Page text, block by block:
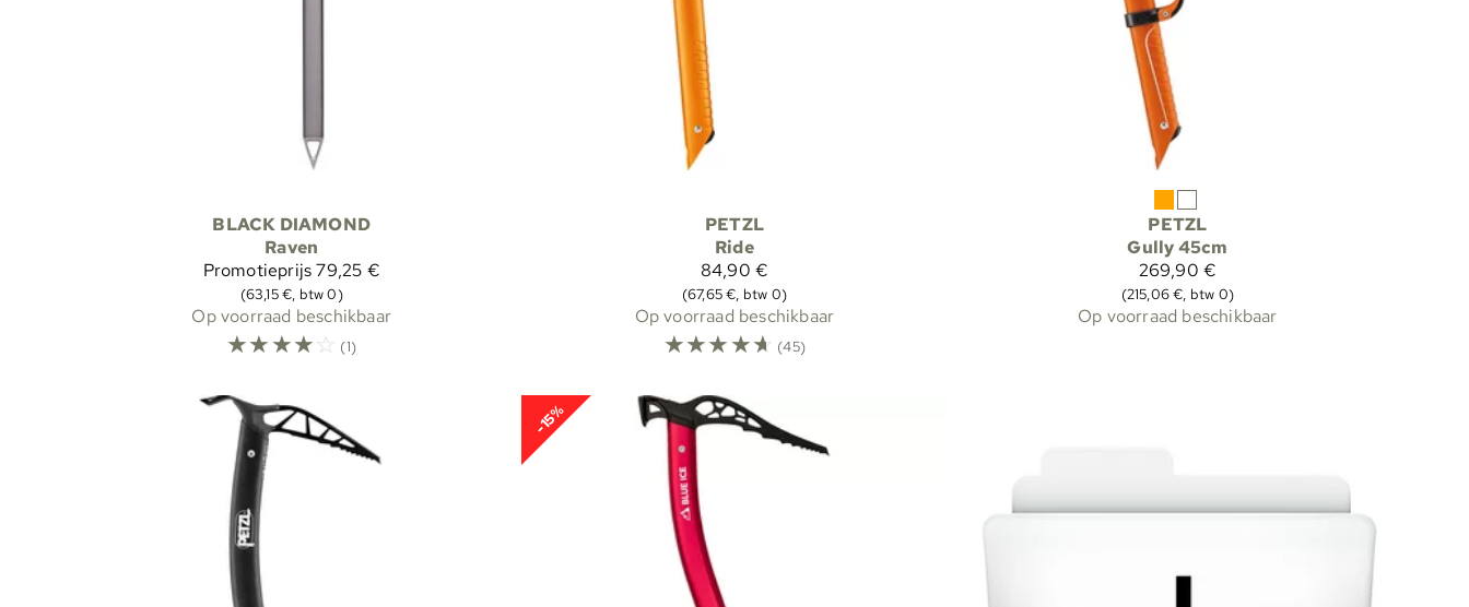
BLACK DIAMOND
Raven
Promotieprijs79,25 €
(63,15 €, btw 0)
Op voorraad beschikbaar
☆☆☆☆☆ (1)
PETZL
Ride
84,90 €
(67,65 €, btw 0)
Op voorraad beschikbaar
☆☆☆☆☆ (45)
PETZL
Gully 45cm
269,90 €
(215,06 €, btw 0)
Op voorraad beschikbaar
-15%